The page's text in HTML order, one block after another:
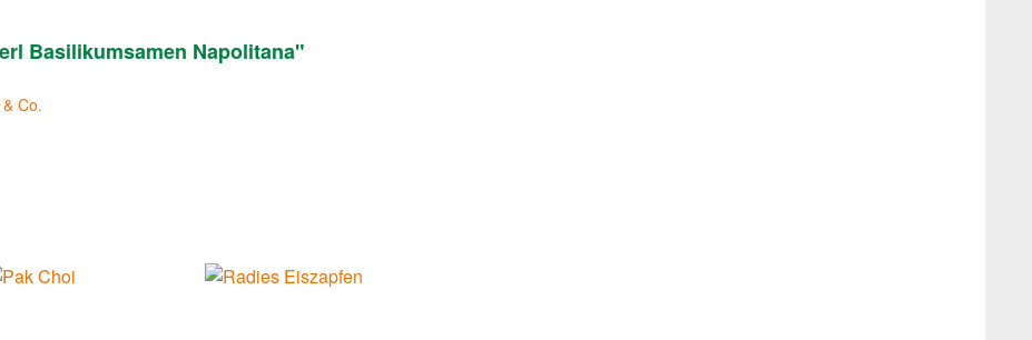
Basilikumsamen Napolitana"
Co.